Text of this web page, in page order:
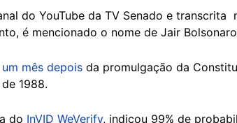
do YouTube da TV Senado e transcrita
é mencionado o nome de Jair
um mês depois da promulgação da
1988.
do InVID WeVerify, indicou 99% de